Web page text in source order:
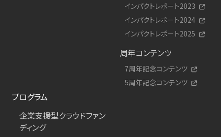
インパクトレポート2023
インパクトレポート2024
インパクトレポート2025
周年コンテンツ
7周年記念コンテンツ
5周年記念コンテンツ
プログラム
企業支援型クラウドファン
ディング